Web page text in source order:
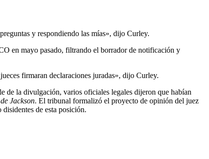
y respondiendo las mías», dijo Curley.
en mayo pasado, filtrando el borrador de notificación y
firmaran declaraciones juradas», dijo Curley.
de la divulgación, varios oficiales legales dijeron que habían
Jackson. El tribunal formalizó el proyecto de opinión del juez
disidentes de esta posición.